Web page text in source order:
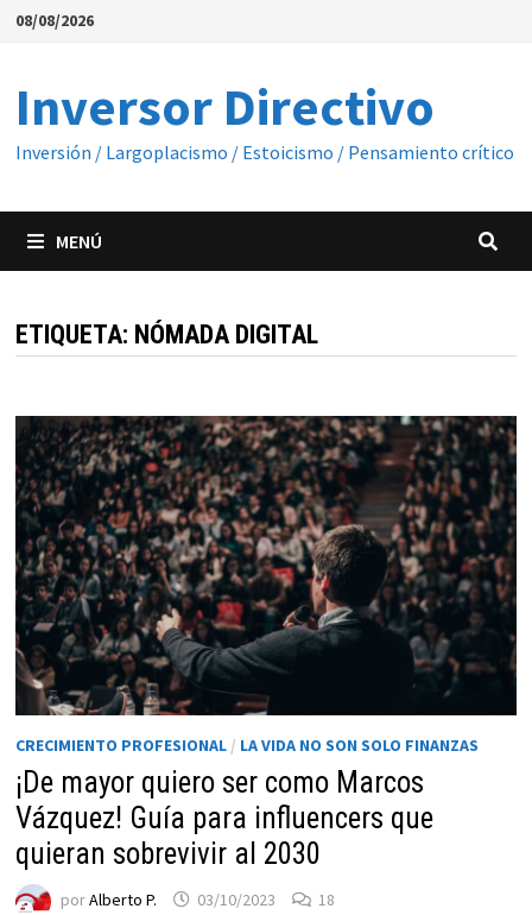
Saltar
08/08/2026
Inversor Directivo
Inversión / Largoplacismo / Estoicismo / Pensamiento crítico
MENÚ
ETIQUETA: NÓMADA DIGITAL
CRECIMIENTO PROFESIONAL/ LA VIDA NO SON SOLO FINANZAS
¡De mayor quiero ser como Marcos
Vázquez! Guía para influencers que
quieran sobrevivir al 2030
porAlberto P. 03/10/2023 18
Necesarias
cookies no